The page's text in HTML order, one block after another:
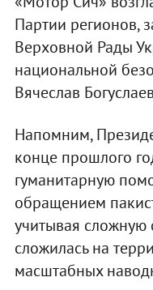
Партии регионов,
Верховной Рады
национальной
Вячеслав
Напомним,
конце прошлого
гуманитарную
обращением
учитывая сложную
сложилась на
масштабных